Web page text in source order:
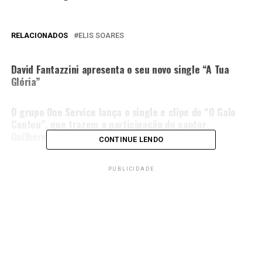
RELACIONADOS ELIS SOARES
David Fantazzini apresenta o seu novo single “A Tua
Glória”
O grupo One Service lança o single e clipe de “O Galo
Guilherme Andrade
CONTINUE LENDO
PUBLICIDADE